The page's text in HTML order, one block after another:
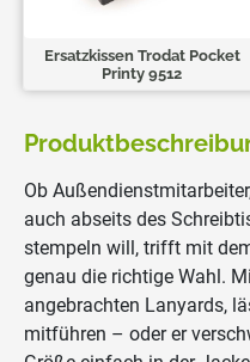
Ersatzkissen Trodat Pocket
Printy 9512
Ob
auch abseits des
stempeln will, trifft mit
genau die richtige Wahl.
angebrachten Lanyards,
mitführen – oder er